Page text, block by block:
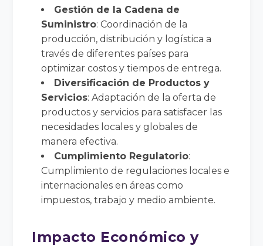
Gestión de la Cadena de
Suministro: Coordinación de la
producción, distribución y logística a
través de diferentes países para
optimizar costos y tiempos de entrega.
Diversificación de Productos y
Servicios: Adaptación de la oferta de
productos y servicios para satisfacer las
necesidades locales y globales de
manera efectiva.
Cumplimiento Regulatorio:
Cumplimiento de regulaciones locales e
internacionales en áreas como
impuestos, trabajo y medio ambiente.
Impacto Económico y